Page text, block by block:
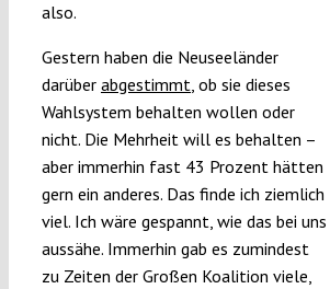
also.
Gestern haben die Neuseeländer
darüber abgestimmt, ob sie dieses
Wahlsystem behalten wollen oder
nicht. Die Mehrheit will es behalten –
aber immerhin fast 43 Prozent hätten
gern ein anderes. Das finde ich ziemlich
viel. Ich wäre gespannt, wie das bei uns
aussähe. Immerhin gab es zumindest
zu Zeiten der Großen Koalition viele,